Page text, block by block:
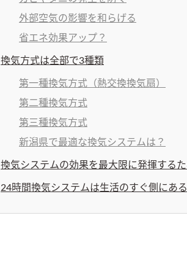
外部空気の影響を和らげる
省エネ効果アップ？
換気方式は全部で3種類
第一種換気方式（熱交換換気扇）
第二種換気方式
第三種換気方式
新潟県で最適な換気システムは？
換気システムの効果を最大限に発揮する
24時間換気システムは生活のすぐ側にあ